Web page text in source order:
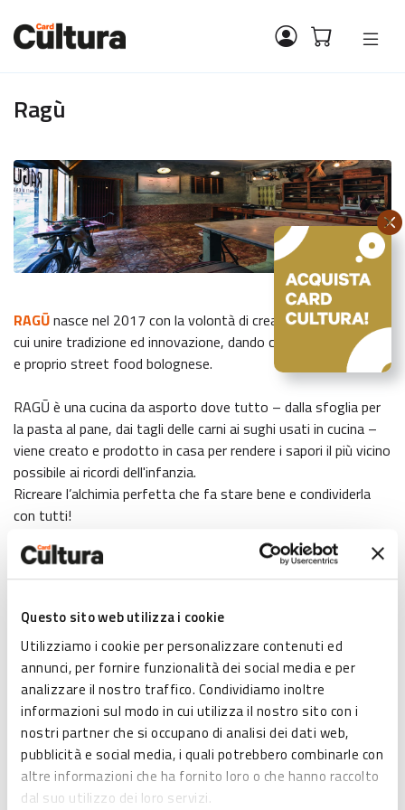
Questo sito web utilizza i cookie
Utilizziamo i cookie per personalizzare contenuti ed
annunci, per fornire funzionalità dei social media e per
analizzare il nostro traffico. Condividiamo inoltre
informazioni sul modo in cui utilizza il nostro sito con i
nostri partner che si occupano di analisi dei dati web,
pubblicità e social media, i quali potrebbero combinarle con
altre informazioni che ha fornito loro o che hanno raccolto
dal suo utilizzo dei loro servizi.
Ragù
RAGŪnasce nel 2017 con la volontà di creare uno spazio in
cui unire tradizione ed innovazione, dando così vita ad un vero
e proprio street food bolognese.
RAGŪ è una cucina da asporto dove tutto – dalla sfoglia per
la pasta al pane, dai tagli delle carni ai sughi usati in cucina –
viene creato e prodotto in casa per rendere i sapori il più vicino
possibile ai ricordi dell'infanzia.
Ricreare l’alchimia perfetta che fa stare bene e condividerla
con tutti!
Vantaggi abbonati Card Cultura: sconto del 15% con una
spesa di importo pari o superiore a € 16 e solo per il
complessivo con altre persone.
Un laboratorio di pasta fresca con cucina tradizionale... da
portare via!
MAPPA